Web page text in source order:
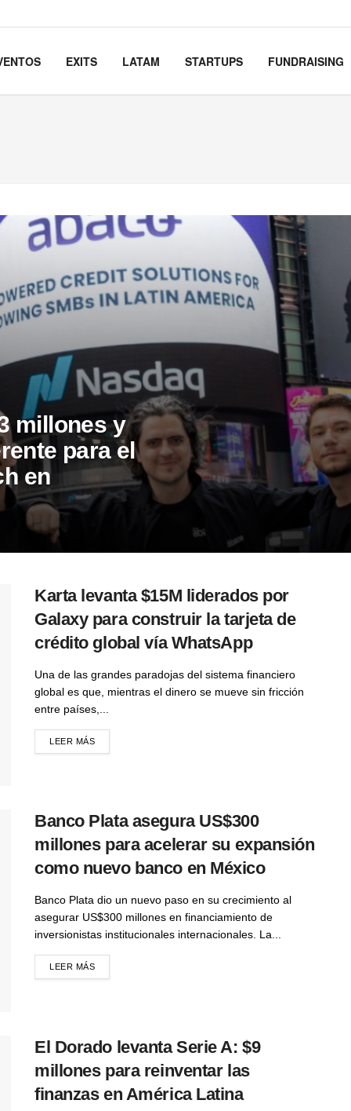
EXITS LATAM STARTUPS FUNDRAISING
millones y
para el
en
Karta levanta $15M liderados por
Galaxy para construir la tarjeta de
crédito global vía WhatsApp
Una de las grandes paradojas del sistema financiero
global es que, mientras el dinero se mueve sin fricción
entre países,...
LEER MÁS
Banco Plata asegura US$300
millones para acelerar su expansión
como nuevo banco en México
Banco Plata dio un nuevo paso en su crecimiento al
asegurar US$300 millones en financiamiento de
inversionistas institucionales internacionales. La...
LEER MÁS
El Dorado levanta Serie A: $9
millones para reinventar las
finanzas en América Latina